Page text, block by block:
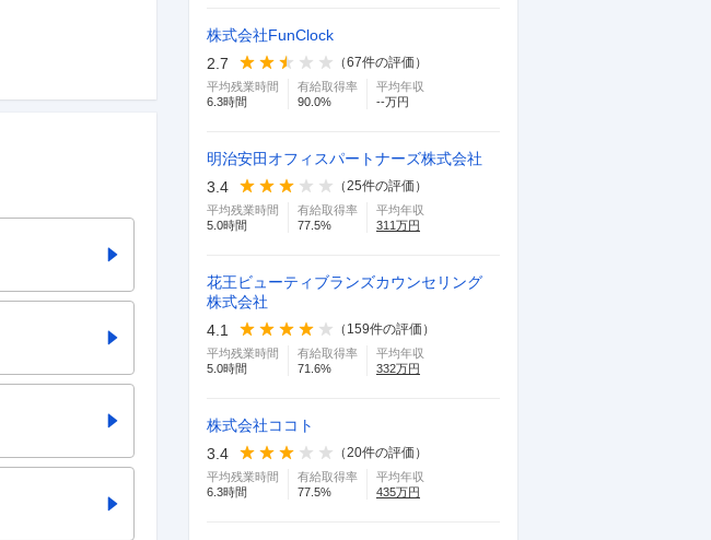
株式会社FunClock
2.7
（67件の評価）
平均残業時間
6.3時間
有給取得率
90.0%
平均年収
--万円
明治安田オフィスパートナーズ株式会社
3.4
（25件の評価）
平均残業時間
5.0時間
有給取得率
77.5%
平均年収
311万円
花王ビューティブランズカウンセリング
株式会社
4.1
（ 159件の評価）
平均残業時間
5.0時間
有給取得率
71.6%
平均年収
332万円
株式会社ココト
3.4
（20件の評価）
平均残業時間
6.3時間
有給取得率
77.5%
平均年収
435万円